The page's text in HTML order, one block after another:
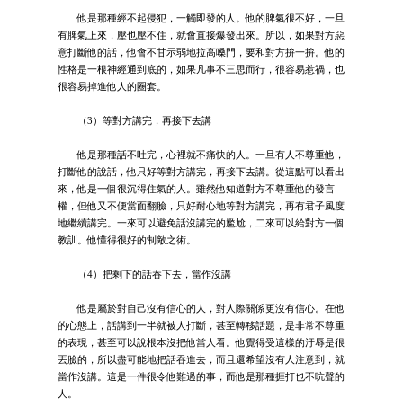
他是那種經不起侵犯，一觸即發的人。他的脾氣很不好，一旦
有脾氣上來，壓也壓不住，就會直接爆發出來。所以，如果對方惡
意打斷他的話，他會不甘示弱地拉高嗓門，要和對方拚一拚。他的
性格是一根神經通到底的，如果凡事不三思而行，很容易惹禍，也
很容易掉進他人的圈套。
（3）等對方講完，再接下去講
他是那種話不吐完，心裡就不痛快的人。一旦有人不尊重他，
打斷他的說話，他只好等對方講完，再接下去講。從這點可以看出
來，他是一個很沉得住氣的人。雖然他知道對方不尊重他的發言
權，但他又不便當面翻臉，只好耐心地等對方講完，再有君子風度
地繼續講完。一來可以避免話沒講完的尷尬，二來可以給對方一個
教訓。他懂得很好的制敵之術。
（4）把剩下的話吞下去，當作沒講
他是屬於對自己沒有信心的人，對人際關係更沒有信心。在他
的心態上，話講到一半就被人打斷，甚至轉移話題，是非常不尊重
的表現，甚至可以說根本沒把他當人看。他覺得受這樣的汙辱是很
丟臉的，所以盡可能地把話吞進去，而且還希望沒有人注意到，就
當作沒講。這是一件很令他難過的事，而他是那種捱打也不吭聲的
人。